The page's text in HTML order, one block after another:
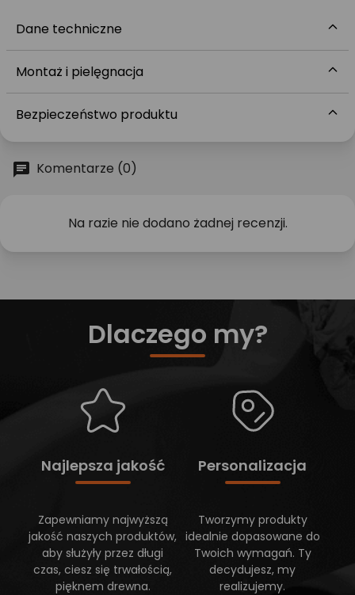
Dane techniczne
Montaż i pielęgnacja
Bezpieczeństwo produktu
Komentarze (0)
Na razie nie dodano żadnej recenzji.
Dlaczego my?
Najlepsza jakość
Zapewniamy najwyższą
jakość naszych produktów,
aby służyły przez długi
czas, ciesz się trwałością,
pięknem drewna.
Personalizacja
Tworzymy produkty
idealnie dopasowane do
Twoich wymagań. Ty
decydujesz, my
realizujemy.